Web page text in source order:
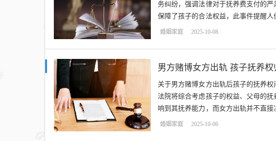
务纠纷，强调法律对于抚养费支付的
保障了孩子的合法权益，此事件提醒
律制裁。...
婚姻家庭 2025-10-08
男方赌博女方出轨 孩子抚养权
关于男方赌博女方出轨后孩子的抚养
法院将综合考虑孩子的权益、父母的
响到其抚养能力，而女方出轨并不直
和事实进行裁决，以保障孩子的合法权
婚姻家庭 2025-10-06